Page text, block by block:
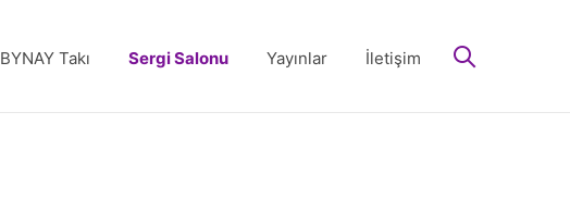
BYNAY Takı Sergi Salonu Yayınlar İletişim